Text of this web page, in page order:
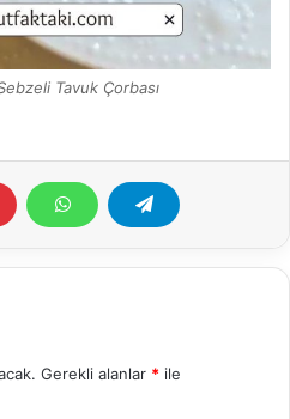
Tavuk Çorbası
Gerekli alanlar * ile